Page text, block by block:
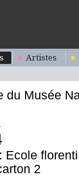
Artistes
du Musée
Ecole
2